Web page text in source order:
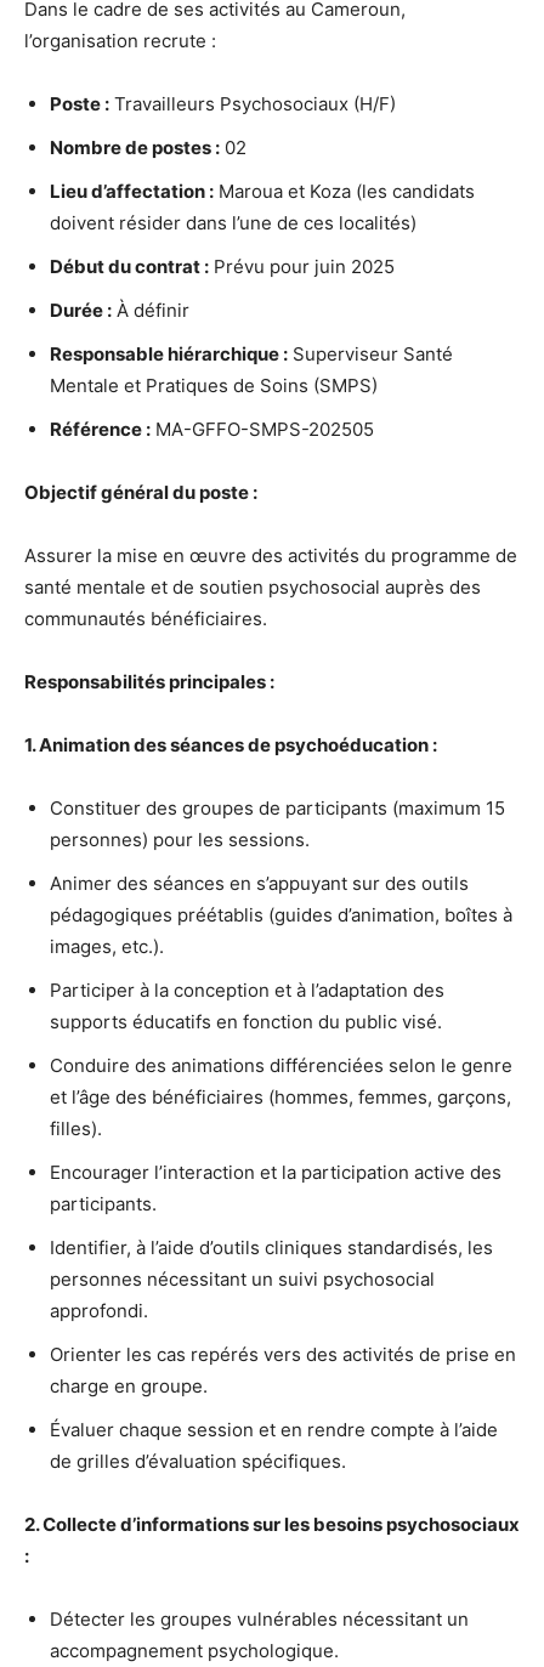
Dans le cadre de ses activités au Cameroun,
l’organisation recrute :
Poste : Travailleurs Psychosociaux (H/F)
Nombre de postes : 02
Lieu d’affectation : Maroua et Koza (les candidats
doivent résider dans l’une de ces localités)
Début du contrat : Prévu pour juin 2025
Durée : À définir
Responsable hiérarchique : Superviseur Santé
Mentale et Pratiques de Soins (SMPS)
Référence : MA-GFFO-SMPS-202505
Objectif général du poste :
Assurer la mise en œuvre des activités du programme de
santé mentale et de soutien psychosocial auprès des
communautés bénéficiaires.
Responsabilités principales :
1. Animation des séances de psychoéducation :
Constituer des groupes de participants (maximum 15
personnes) pour les sessions.
Animer des séances en s’appuyant sur des outils
pédagogiques préétablis (guides d’animation, boîtes à
images, etc.).
Participer à la conception et à l’adaptation des
supports éducatifs en fonction du public visé.
Conduire des animations différenciées selon le genre
et l’âge des bénéficiaires (hommes, femmes, garçons,
filles).
Encourager l’interaction et la participation active des
participants.
Identifier, à l’aide d’outils cliniques standardisés, les
personnes nécessitant un suivi psychosocial
approfondi.
Orienter les cas repérés vers des activités de prise en
charge en groupe.
Évaluer chaque session et en rendre compte à l’aide
de grilles d’évaluation spécifiques.
2. Collecte d’informations sur les besoins psychosociaux
:
Détecter les groupes vulnérables nécessitant un
accompagnement psychologique.